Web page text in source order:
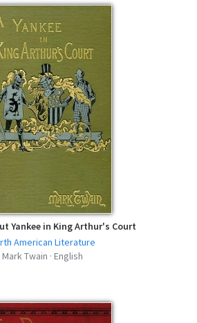
of Huckleberry Finn - Mark
MB | 874 descargas
of Huckleberry Finn - Mark
MB | 475 descargas
of Huckleberry Finn - Mark
MB | 772 descargas
of Huckleberry Finn - Mark
MB | 550 descargas
Yankee in King Arthur's Court
American Literature
Mark Twain · English